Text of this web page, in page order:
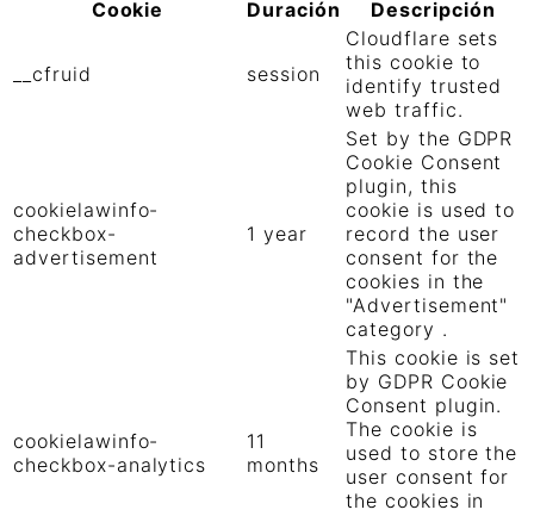
Cookie Duración Descripción
__cfruid session
Cloudflare sets
this cookie to
identify trusted
web traffic.
cookielawinfo-
checkbox-
advertisement
1 year
Set by the GDPR
Cookie Consent
plugin, this
cookie is used to
record the user
consent for the
cookies in the
"Advertisement"
category .
cookielawinfo-
checkbox-analytics
11
months
This cookie is set
by GDPR Cookie
Consent plugin.
The cookie is
used to store the
user consent for
the cookies in